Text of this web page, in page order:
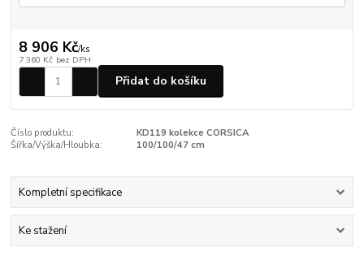
8 906 Kč/ks
7 360 Kč bez DPH
Přidat do košíku
Číslo produktu:
KD119 kolekce CORSICA
Šířka/Výška/Hloubka:
100/100/47 cm
Kompletní specifikace
Ke stažení